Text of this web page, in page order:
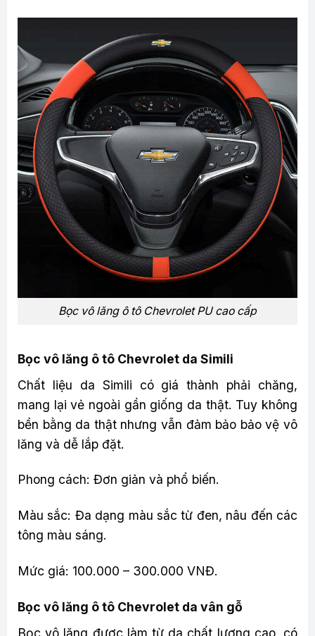
Bọc vô lăng ô tô Chevrolet PU cao cấp
Bọc vô lăng ô tô Chevrolet da Simili
Chất liệu da Simili có giá thành phải chăng,
mang lại vẻ ngoài gần giống da thật. Tuy không
bền bằng da thật nhưng vẫn đảm bảo bảo vệ vô
lăng và dễ lắp đặt.
Phong cách: Đơn giản và phổ biến.
Màu sắc: Đa dạng màu sắc từ đen, nâu đến các
tông màu sáng.
Mức giá: 100.000 – 300.000 VNĐ.
Bọc vô lăng ô tô Chevrolet da vân gỗ
Bọc vô lăng được làm từ da chất lượng cao, có